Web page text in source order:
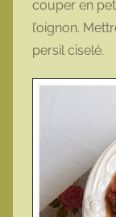
couper en
l’oignon.
persil ciselé.